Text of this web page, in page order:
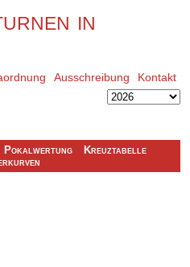
in
Ausschreibung Kontakt
Pokalwertung
Kreuztabelle